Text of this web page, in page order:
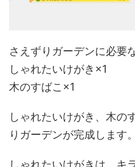
さえずりガーデンに必要
しゃれたいけがき×1
木のすばこ×1
しゃれたいけがき、木の
りガーデンが完成します。
しゃれたいけがきは、キ